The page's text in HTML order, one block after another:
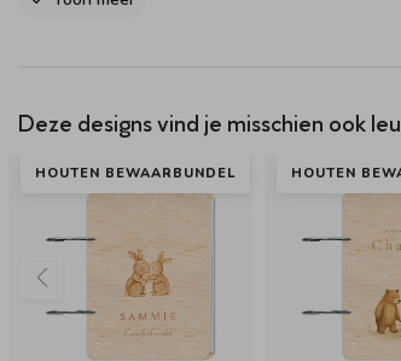
Deze designs vind je misschien ook
HOUTEN BEWAARBUNDEL HOUTEN